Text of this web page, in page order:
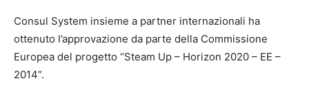
Consul System insieme a partner internazionali ha
ottenuto l’approvazione da parte della Commissione
Europea del progetto “Steam Up – Horizon 2020 – EE –
2014”.